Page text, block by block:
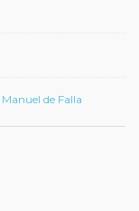
de Falla